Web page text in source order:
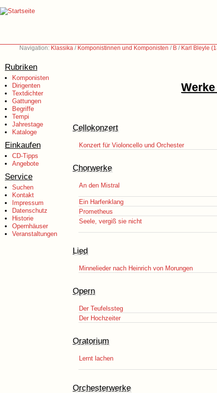
Navigation: Klassika / Komponistinnen und Komponisten / B / Karl Bleyle
Rubriken
Komponisten
Dirigenten
Textdichter
Gattungen
Begriffe
Tempi
Jahrestage
Kataloge
Einkaufen
CD-Tipps
Angebote
Service
Suchen
Kontakt
Impressum
Datenschutz
Historie
Opernhäuser
Veranstaltungen
Cellokonzert
Konzert für Violoncello und Orchester
Chorwerke
An den Mistral
Ein Harfenklang
Prometheus
Seele, vergiß sie nicht
Lied
Minnelieder nach Heinrich von Morungen
Opern
Der Teufelssteg
Der Hochzeiter
Oratorium
Lernt lachen
Orchesterwerke